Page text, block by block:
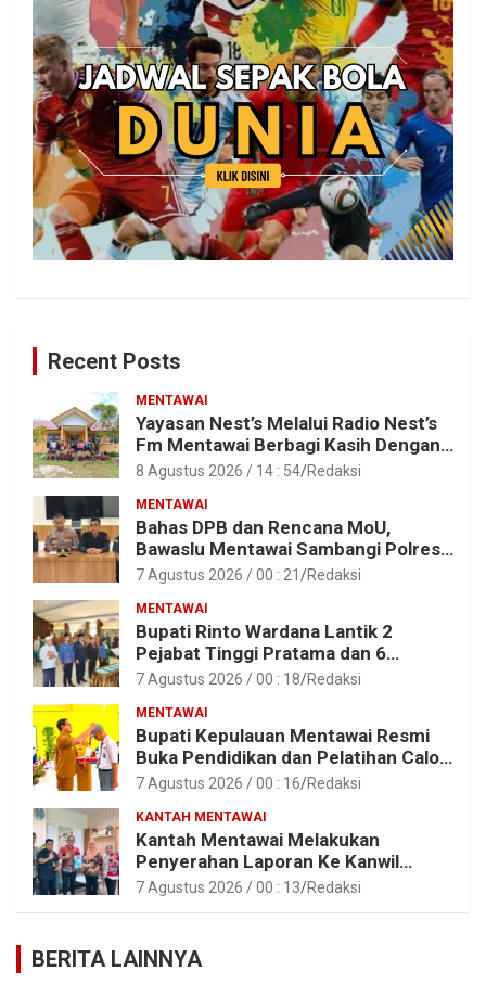
Recent Posts
MENTAWAI
Yayasan Nest’s Melalui Radio Nest’s
Fm Mentawai Berbagi Kasih Dengan
Anak – Anak Asrama SMAN 2 Sipora
8 Agustus 2026 / 14 : 54 Redaksi
MENTAWAI
Bahas DPB dan Rencana MoU,
Bawaslu Mentawai Sambangi Polres
Mentawai
7 Agustus 2026 / 00 : 21 Redaksi
MENTAWAI
Bupati Rinto Wardana Lantik 2
Pejabat Tinggi Pratama dan 6
Pejabat Fungsional di Lingkungan
7 Agustus 2026 / 00 : 18 Redaksi
MENTAWAI
Bupati Kepulauan Mentawai Resmi
Buka Pendidikan dan Pelatihan Calon
Paskibraka Tahun 2026
7 Agustus 2026 / 00 : 16 Redaksi
KANTAH MENTAWAI
Kantah Mentawai Melakukan
Penyerahan Laporan Ke Kanwil
Kemen ATR/BPN RI Sumbar
7 Agustus 2026 / 00 : 13 Redaksi
BERITA LAINNYA